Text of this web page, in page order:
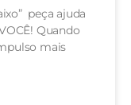
peça ajuda
Quando
mais